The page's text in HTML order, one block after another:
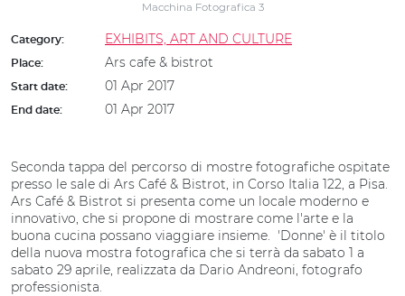
Macchina Fotografica 3
Category: EXHIBITS, ART AND CULTURE
Place: Ars cafe & bistrot
Start date: 01 Apr 2017
End date: 01 Apr 2017
Seconda tappa del percorso di mostre fotografiche ospitate
presso le sale di Ars Café & Bistrot, in Corso Italia 122, a Pisa.
Ars Café & Bistrot si presenta come un locale moderno e
innovativo, che si propone di mostrare come l'arte e la
buona cucina possano viaggiare insieme. 'Donne' è il titolo
della nuova mostra fotografica che si terrà da sabato 1 a
sabato 29 aprile, realizzata da Dario Andreoni, fotografo
professionista.